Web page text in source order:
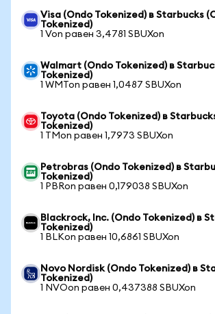
Visa (Ondo Tokenized) в Starbucks
Tokenized)
1 Von равен 3,4781 SBUXon
Walmart (Ondo Tokenized) в
Tokenized)
1 WMTon равен 1,0487 SBUXon
Toyota (Ondo Tokenized) в
Tokenized)
1 TMon равен 1,7973 SBUXon
Petrobras (Ondo Tokenized) в
Tokenized)
1 PBRon равен 0,179038 SBUXon
Blackrock, Inc. (Ondo Tokenized) в
Tokenized)
1 BLKon равен 10,6861 SBUXon
Novo Nordisk (Ondo Tokenized) в
Tokenized)
1 NVOon равен 0,437388 SBUXon